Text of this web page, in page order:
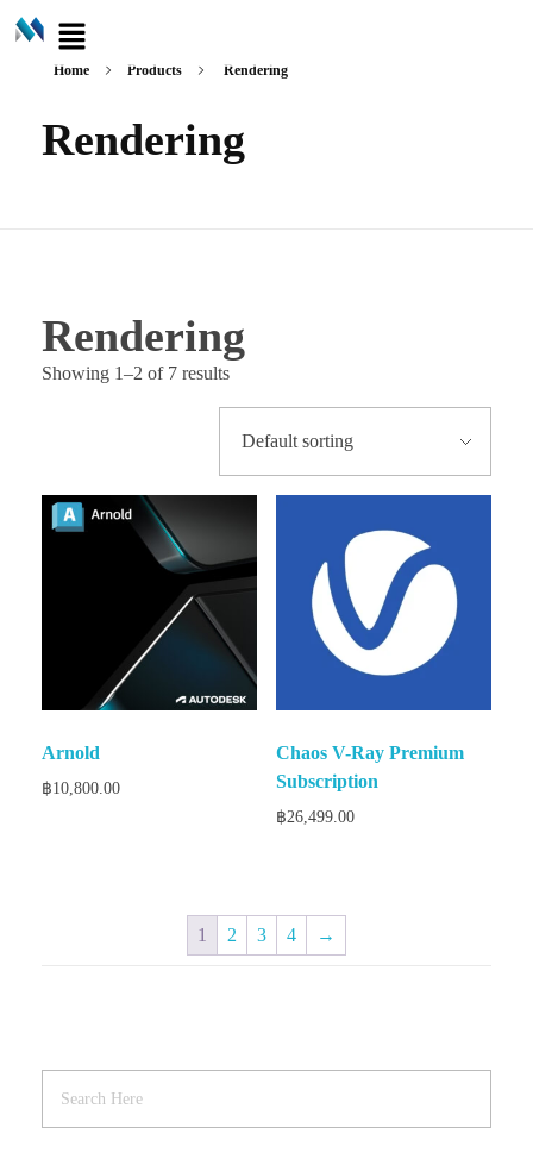
Home Products Rendering
Rendering
Rendering
Showing 1–2 of 7 results
Arnold
฿10,800.00
Chaos V-Ray Premium
Subscription
฿26,499.00
1 2 3 4 →